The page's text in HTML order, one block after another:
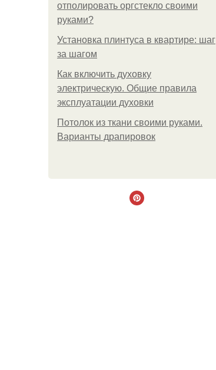
отполировать оргстекло своими
руками?
Установка плинтуса в квартире: шаг
за шагом
Как включить духовку
электрическую. Общие правила
эксплуатации духовки
Потолок из ткани своими руками.
Варианты драпировок